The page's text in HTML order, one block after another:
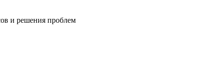
и решения проблем